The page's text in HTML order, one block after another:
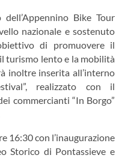
Bike Tour
nazionale e sostenuto
di promuovere il
turismo lento e la mobilità
inoltre inserita all’interno
realizzato con il
commercianti “In Borgo”
16:30 con l’inaugurazione
Storico di Pontassieve e